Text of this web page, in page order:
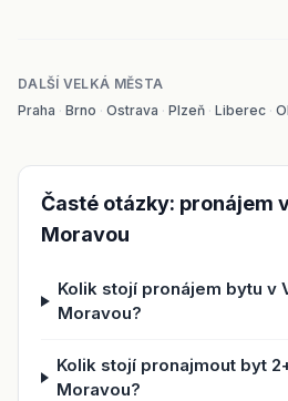
DALŠÍ VELKÁ MĚSTA
Praha · Brno · Ostrava · Plzeň · Liberec ·
Časté otázky: pronájem
Moravou
Kolik stojí pronájem bytu v
Moravou?
Kolik stojí pronajmout byt
Moravou?